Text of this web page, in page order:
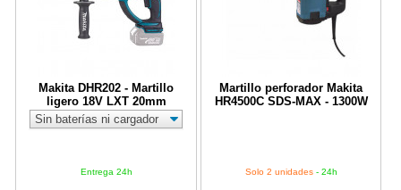
Makita DHR202 - Martillo
ligero 18V LXT 20mm
Entrega 24h
Martillo perforador Makita
HR4500C SDS-MAX - 1300W
Solo 2 unidades- 24h